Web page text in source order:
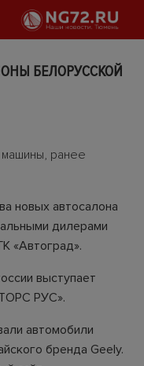
БЕЛОРУССКОЙ
ранее
новых автосалона
дилерами
«Автоград».
выступает
РУС».
автомобили
бренда Geely.